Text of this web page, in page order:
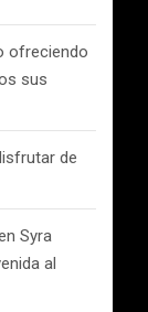
ofreciendo
sus
de
Syra
al